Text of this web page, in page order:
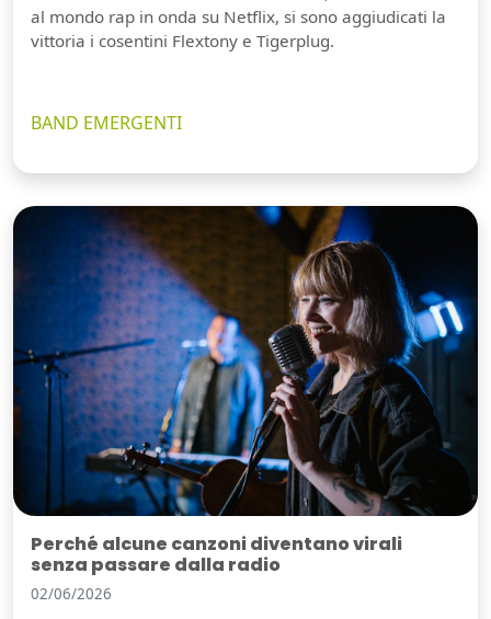
al mondo rap in onda su Netflix, si sono aggiudicati la
vittoria i cosentini Flextony e Tigerplug.
BAND EMERGENTI
Perché alcune canzoni diventano virali
senza passare dalla radio
02/06/2026